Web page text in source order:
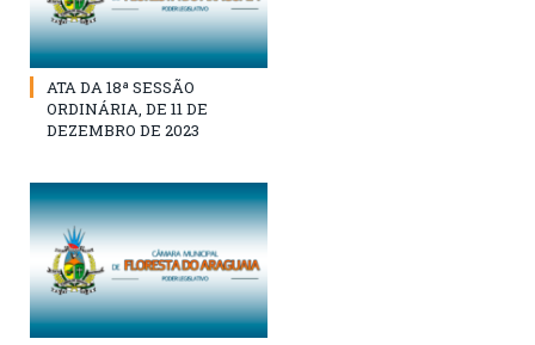
ATA DA 18ª SESSÃO
ORDINÁRIA, DE 11 DE
DEZEMBRO DE 2023